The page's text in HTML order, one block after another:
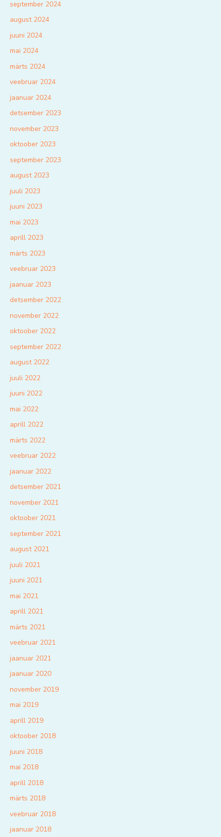
september 2024
august 2024
juuni 2024
mai 2024
märts 2024
veebruar 2024
jaanuar 2024
detsember 2023
november 2023
oktoober 2023
september 2023
august 2023
juuli 2023
juuni 2023
mai 2023
aprill 2023
märts 2023
veebruar 2023
jaanuar 2023
detsember 2022
november 2022
oktoober 2022
september 2022
august 2022
juuli 2022
juuni 2022
mai 2022
aprill 2022
märts 2022
veebruar 2022
jaanuar 2022
detsember 2021
november 2021
oktoober 2021
september 2021
august 2021
juuli 2021
juuni 2021
mai 2021
aprill 2021
märts 2021
veebruar 2021
jaanuar 2021
jaanuar 2020
november 2019
mai 2019
aprill 2019
oktoober 2018
juuni 2018
mai 2018
aprill 2018
märts 2018
veebruar 2018
jaanuar 2018